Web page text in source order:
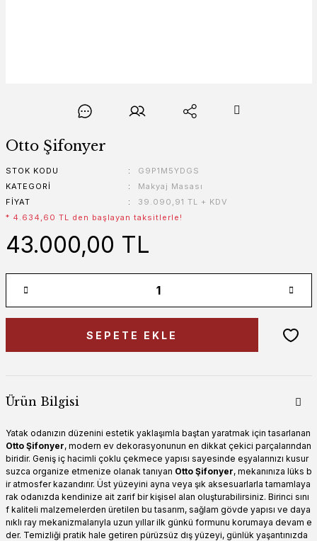
Otto Şifonyer
STOK KODU
G9P1M5YDGS
KATEGORI
Makyaj Masası
FIYAT
39.090,91 TL + KDV
* 4.634,60 TL den başlayan taksitlerle!
43.000,00 TL
SEPETE EKLE
Ürün Bilgisi
Yatak odanızın düzenini estetik yaklaşımla baştan yaratmak için tasarlanan
Otto Şifonyer, modern ev dekorasyonunun en dikkat çekici parçalarından
biridir. Geniş iç hacimli çoklu çekmece yapısı sayesinde eşyalarınızı kusur
suzca organize etmenize olanak tanıyan Otto Şifonyer, mekanınıza lüks b
ir atmosfer kazandırır. Üst yüzeyini ayna veya şık aksesuarlarla tamamlaya
rak odanızda kendinize ait zarif bir kişisel alan oluşturabilirsiniz. Birinci sını
f kaliteli malzemelerden üretilen bu tasarım, sağlam gövde yapısı ve daya
nıklı ray mekanizmalarıyla uzun yıllar ilk günkü formunu korumaya devam e
der. Temizliği pratik hale getiren pürüzsüz dış yüzeyi, günlük yaşantınızda